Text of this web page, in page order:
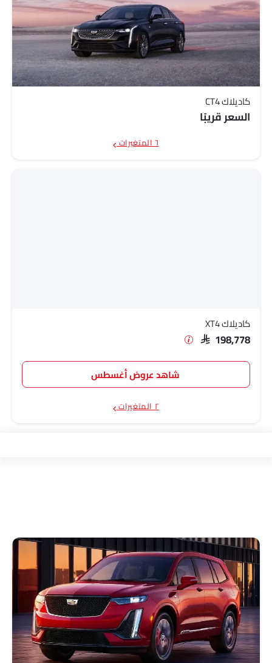
كاديلاك CT4
السعر قريبًا
٦ المتغيرات
كاديلاك XT4
SAR 198,778
شاهد عروض أغسطس
٢ المتغيرات